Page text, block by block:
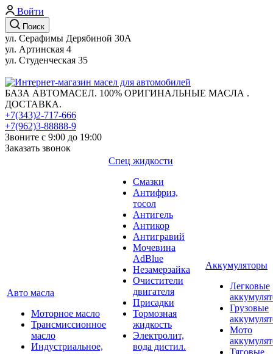
Войти
Поиск
ул. Серафимы Дерябиной 30А
ул. Артинская 4
ул. Студенческая 35
БАЗА АВТОМАСЕЛ. 100% ОРИГИНАЛЬНЫЕ МАСЛА .
ДОСТАВКА.
+7(343)2-717-666
+7(962)3-88888-9
Звоните с 9:00 до 19:00
Заказать звонок
Авто масла
Моторное масло
Трансмиссионное
масло
Индустриальное,
Спец жидкости
Смазки
Антифриз,
тосол
Антигель
Антикор
Антигравий
Мочевина
AdBlue
Незамерзайка
Очистители
двигателя
Присадки
Тормозная
жидкость
Электролит,
вода дистил.
Аккумуляторы
Легковые
Грузовые
Мото
Тяговые